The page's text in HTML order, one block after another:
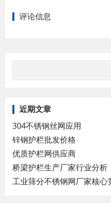
评论信息
近期文章
304不锈钢丝网应用
锌钢护栏批发价格
优质护栏网供应商
桥梁护栏生产厂家行业分析
工业筛分不锈钢网厂家核心